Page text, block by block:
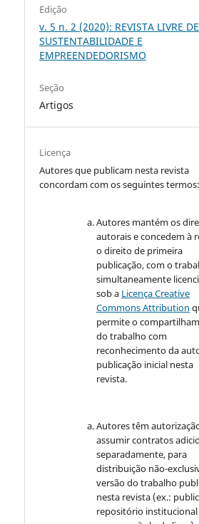
Edição
v. 5 n. 2 (2020): REVISTA LIVRE DE
SUSTENTABILIDADE E
EMPREENDEDORISMO
Seção
Artigos
Licença
Autores que publicam nesta revista
concordam com os seguintes termos:
Autores mantém os
autorais e concedem à
o direito de primeira
publicação, com o
simultaneamente
sob a Licença Creative
Commons Attribution
permite o
do trabalho com
reconhecimento da
publicação inicial nesta
revista.
Autores têm
assumir contratos
separadamente, para
distribuição não-
versão do trabalho
nesta revista (ex.:
repositório institucional